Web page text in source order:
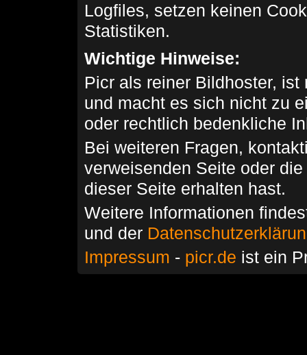
Logfiles, setzen keinen
Statistiken.
Wichtige Hinweise:
Picr als reiner Bildhoster,
und macht es sich nicht zu
oder rechtlich bedenkliche
Bei weiteren Fragen,
verweisenden Seite oder
dieser Seite erhalten hast.
Weitere Informationen
und der
Impressum - picr.de ist ein